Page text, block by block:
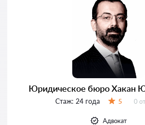
Юридическое бюро Хакан
Стаж: 24 года 5 0
Адвокат